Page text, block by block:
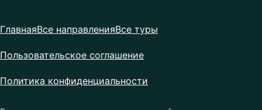
ГлавнаяВсе направленияВсе туры
Пользовательское соглашение
Политика конфиденциальности